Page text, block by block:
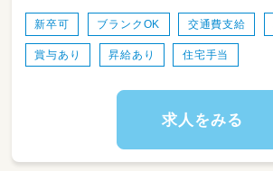
ます。
保育内の時間に英語、体操、鼓
リキュラムがありますが、カ
りません。
新卒可 ブランクOK 交通費支給
賞与あり 昇給あり 住宅手当
求人をみる